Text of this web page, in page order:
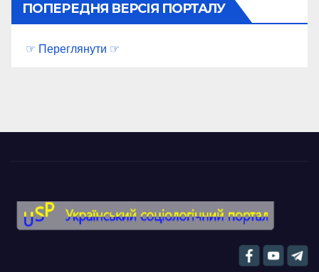
ПОПЕРЕДНЯ ВЕРСІЯ ПОРТАЛУ
☞ Переглянути ☞